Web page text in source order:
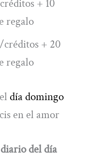
+ 10
regalo
+ 20
regalo
día domingo
en el amor
del día